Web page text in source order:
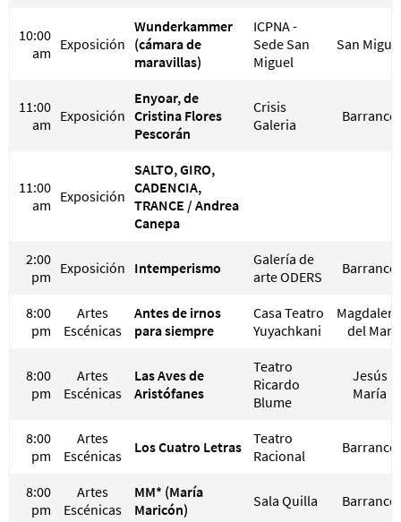
10:00
am Exposición
Wunderkammer
(cámara de
maravillas)
ICPNA -
Sede San
Miguel
San
11:00
am Exposición
Enyoar, de
Cristina Flores
Pescorán
Crisis
Galeria
Barranco
11:00
am Exposición
SALTO, GIRO,
CADENCIA,
TRANCE / Andrea
Canepa
2:00
pm Exposición Intemperismo
Galería de
arte ODERS
Barranco
8:00
pm
Artes
Escénicas
Antes de irnos
para siempre
Casa Teatro
Yuyachkani
del Mar
8:00
pm
Artes
Escénicas
Las Aves de
Aristófanes
Teatro
Ricardo
Blume
Jesús
María
8:00
pm
Artes
Escénicas
Los Cuatro Letras
Teatro
Racional
Barranco
8:00
pm
Artes
Escénicas
MM* (María
Maricón)
Sala Quilla Barranco